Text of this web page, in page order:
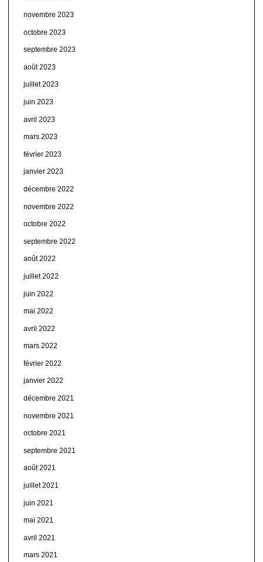
novembre 2023
octobre 2023
septembre 2023
août 2023
juillet 2023
juin 2023
avril 2023
mars 2023
février 2023
janvier 2023
décembre 2022
novembre 2022
octobre 2022
septembre 2022
août 2022
juillet 2022
juin 2022
mai 2022
avril 2022
mars 2022
février 2022
janvier 2022
décembre 2021
novembre 2021
octobre 2021
septembre 2021
août 2021
juillet 2021
juin 2021
mai 2021
avril 2021
mars 2021